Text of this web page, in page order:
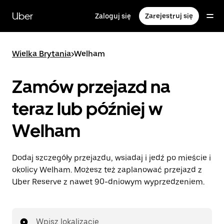
głównej
zawartości
Uber Zaloguj się Zarejestruj się
Wielka Brytania>Welham
Zamów przejazd na
teraz lub później w
Welham
Dodaj szczegóły przejazdu, wsiadaj i jedź po mieście i
okolicy Welham. Możesz też zaplanować przejazd z
Uber Reserve z nawet 90-dniowym wyprzedzeniem.
Wpisz lokalizację